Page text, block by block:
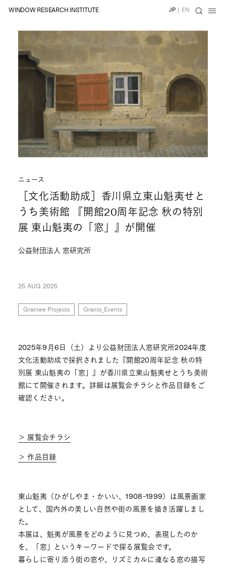
WINDOW RESEARCH INSTITUTE JP | EN
ニュース
［文化活動助成］香川県立東山魁夷せと
うち美術館 『開館20周年記念 秋の特別
展 東山魁夷の「窓」』が開催
公益財団法人 窓研究所
25 AUG 2025
Grantee Projects Grants_Events
2025年9月6日（土）より公益財団法人窓研究所2024年度
文化活動助成で採択されました『開館20周年記念 秋の特
別展 東山魁夷の「窓」』が香川県立東山魁夷せとうち美術
館にて開催されます。詳細は展覧会チラシと作品目録をご
確認ください。
＞ 展覧会チラシ
＞ 作品目録
東山魁夷（ひがしやま・かいい、1908-1999）は風景画家
として、国内外の美しい自然や街の風景を描き活躍しまし
た。
本展は、魁夷が風景をどのように見つめ、表現したのか
を、「窓」というキーワードで探る展覧会です。
暮らしに寄り添う街の窓や、リズミカルに連なる窓の描写